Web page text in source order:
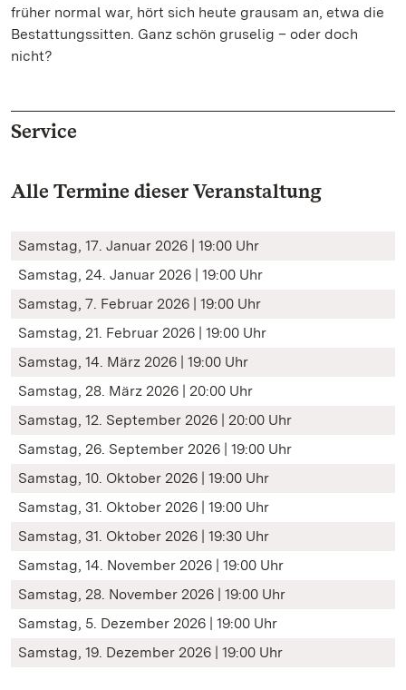
früher normal war, hört sich heute grausam an, etwa die
Bestattungssitten. Ganz schön gruselig – oder doch
nicht?
Service
Alle Termine dieser Veranstaltung
Samstag, 17. Januar 2026 | 19:00 Uhr
Samstag, 24. Januar 2026 | 19:00 Uhr
Samstag, 7. Februar 2026 | 19:00 Uhr
Samstag, 21. Februar 2026 | 19:00 Uhr
Samstag, 14. März 2026 | 19:00 Uhr
Samstag, 28. März 2026 | 20:00 Uhr
Samstag, 12. September 2026 | 20:00 Uhr
Samstag, 26. September 2026 | 19:00 Uhr
Samstag, 10. Oktober 2026 | 19:00 Uhr
Samstag, 31. Oktober 2026 | 19:00 Uhr
Samstag, 31. Oktober 2026 | 19:30 Uhr
Samstag, 14. November 2026 | 19:00 Uhr
Samstag, 28. November 2026 | 19:00 Uhr
Samstag, 5. Dezember 2026 | 19:00 Uhr
Samstag, 19. Dezember 2026 | 19:00 Uhr